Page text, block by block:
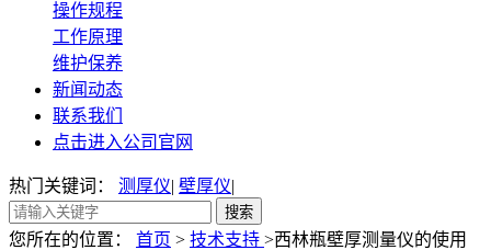
操作规程
工作原理
维护保养
新闻动态
联系我们
点击进入公司官网
热门关键词： 测厚仪| 壁厚仪|
您所在的位置： 首页 > 技术支持 >西林瓶壁厚测量仪的使用